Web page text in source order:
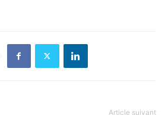
Article suivant